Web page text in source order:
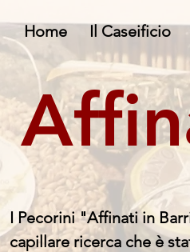
Home Il Caseificio
I Pecorini "Affinati in
capillare ricerca che è